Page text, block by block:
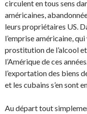
circulent en tous sens
américaines,
leurs propriétaires US.
l’emprise américaine,
prostitution de l’alcool
l’Amérique de ces
l’exportation des biens
et les cubains s’en sont
Au départ tout